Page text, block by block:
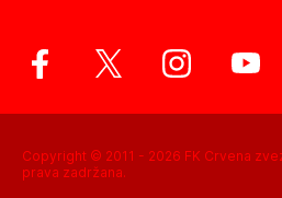
Copyright © 2011 - 2026 FK Crvena
prava zadržana.